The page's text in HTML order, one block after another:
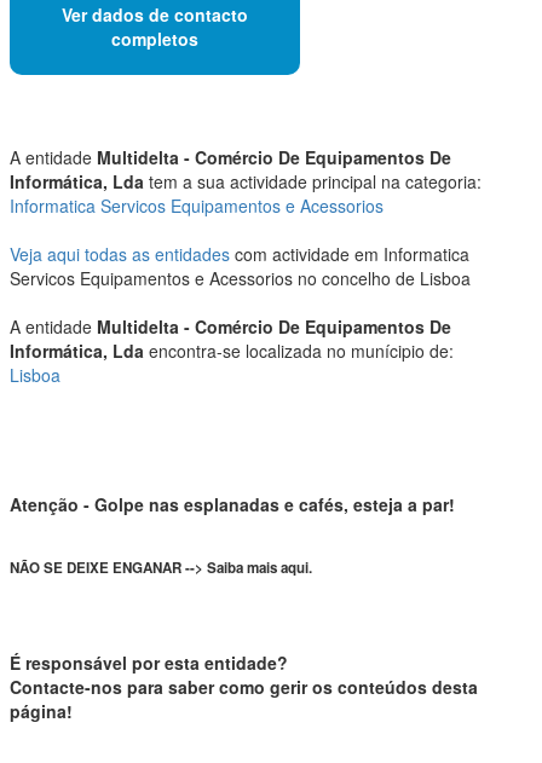
Ver dados de contacto
completos
A entidade Multidelta - Comércio De Equipamentos De
Informática, Lda tem a sua actividade principal na categoria:
Informatica Servicos Equipamentos e Acessorios
Veja aqui todas as entidades com actividade em Informatica
Servicos Equipamentos e Acessorios no concelho de Lisboa
A entidade Multidelta - Comércio De Equipamentos De
Informática, Lda encontra-se localizada no munícipio de:
Lisboa
Atenção - Golpe nas esplanadas e cafés, esteja a par!
NÃO SE DEIXE ENGANAR --> Saiba mais aqui.
É responsável por esta entidade?
Contacte-nos para saber como gerir os conteúdos desta
página!